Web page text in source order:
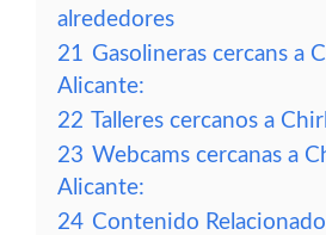
alrededores
21 Gasolineras cercans a
Alicante:
22 Talleres cercanos a
23 Webcams cercanas a
Alicante:
24 Contenido